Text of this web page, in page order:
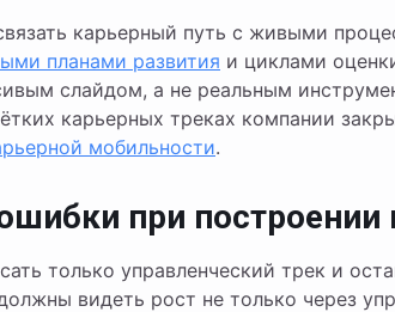
карьерный путь с живыми
планами развития и циклами
слайдом, а не реальным
карьерных треках компании
мобильности.
при построении
только управленческий трек и
видеть рост не только через